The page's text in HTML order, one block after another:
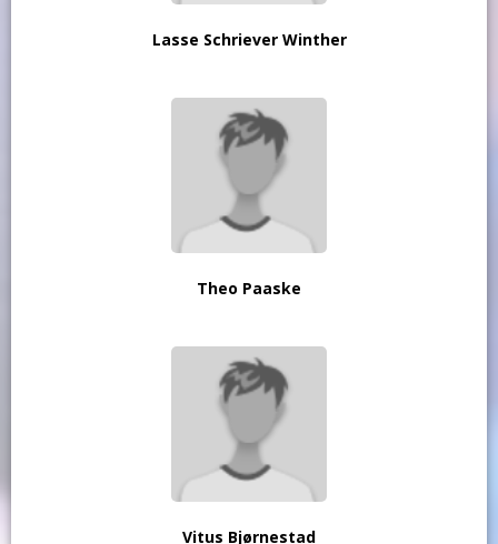
Lasse Schriever Winther
Theo Paaske
Vitus Bjørnestad